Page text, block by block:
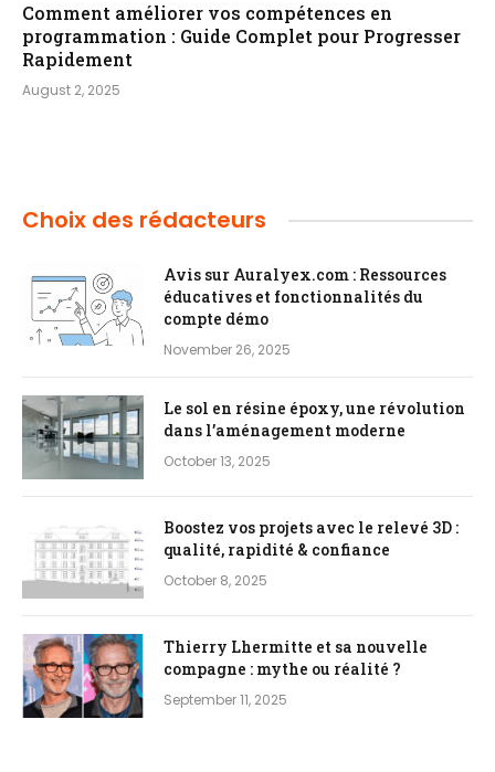
Comment améliorer vos compétences en
programmation : Guide Complet pour Progresser
Rapidement
August 2, 2025
Choix des rédacteurs
Avis sur Auralyex.com : Ressources
éducatives et fonctionnalités du
compte démo
November 26, 2025
Le sol en résine époxy, une révolution
dans l’aménagement moderne
October 13, 2025
Boostez vos projets avec le relevé 3D :
qualité, rapidité & confiance
October 8, 2025
Thierry Lhermitte et sa nouvelle
compagne : mythe ou réalité ?
September 11, 2025